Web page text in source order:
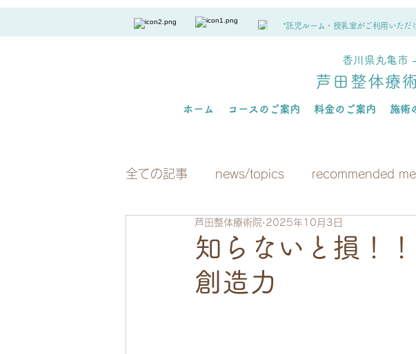
*託児ルーム・授乳室がご利用いただ
香川県丸亀市
芦田整体療
ホーム コースのご案内 料金のご案内 施術
全ての記事 news/topics recommended
知らないと損！
創造力
芦田整体療術院 2025年10月3日